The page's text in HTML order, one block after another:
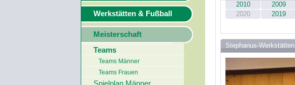
Werkstätten & Fußball
Meisterschaft
Teams
Teams Männer
Teams Frauen
2010
2009
2020
2019
Stephanus-Werkstätten